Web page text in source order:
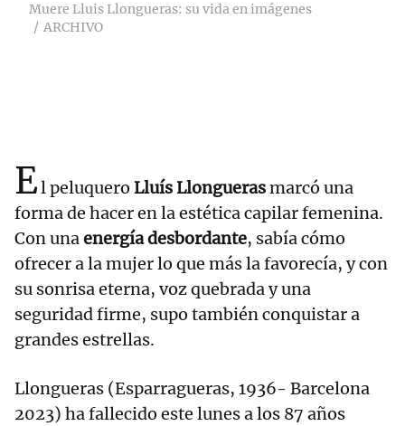
Muere Lluis Llongueras: su vida en imágenes
ARCHIVO
El peluquero Lluís Llonguerasmarcó una
forma de hacer en la estética capilar femenina.
Con unaenergía desbordante, sabía cómo
ofrecer a la mujer lo que más la favorecía, y con
su sonrisa eterna, voz quebrada y una
seguridad firme, supo también conquistar a
grandes estrellas.
Llongueras (Esparragueras, 1936- Barcelona
2023) ha fallecido este lunes a los 87 años